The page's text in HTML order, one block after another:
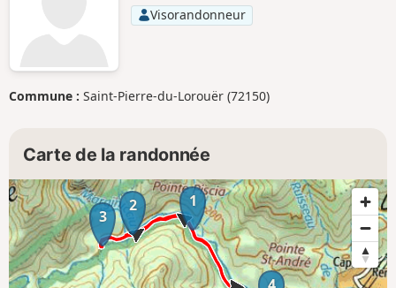
Visorandonneur
Commune : Saint-Pierre-du-Lorouër (72150)
Carte de la randonnée
1
2
3